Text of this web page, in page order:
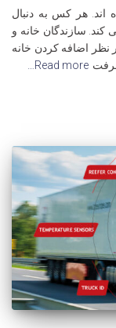
اند. هر کس به دنبال
کند. سازندگان خانه و
نظر اضافه کردن خانه
Read more…